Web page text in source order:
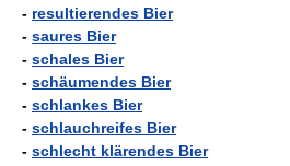
- resultierendes Bier
- saures Bier
- schales Bier
- schäumendes Bier
- schlankes Bier
- schlauchreifes Bier
- schlecht klärendes Bier